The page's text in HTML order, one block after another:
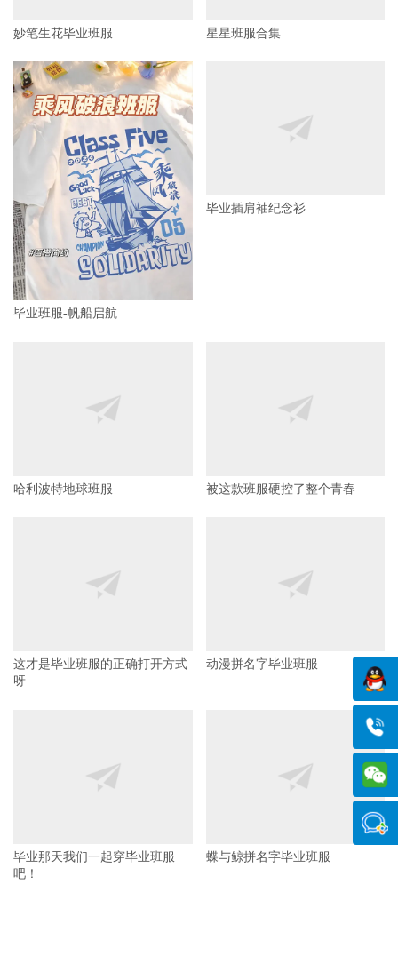
妙笔生花毕业班服
毕业班服-帆船启航
哈利波特地球班服 被这款班服硬控了整个青春
这才是毕业班服的正确打开方式
动漫拼名字毕业班服